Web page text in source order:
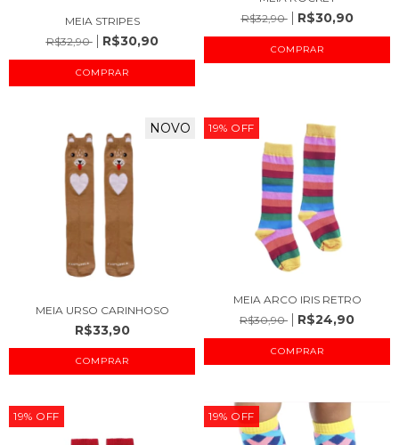
MEIA STRIPES
R$32,90
R$30,90
COMPRAR
R$32,90
R$30,90
COMPRAR
NOVO
MEIA URSO CARINHOSO
R$33,90
COMPRAR
19% OFF
MEIA ARCO IRIS RETRO
R$30,90
R$24,90
COMPRAR
19% OFF 19% OFF